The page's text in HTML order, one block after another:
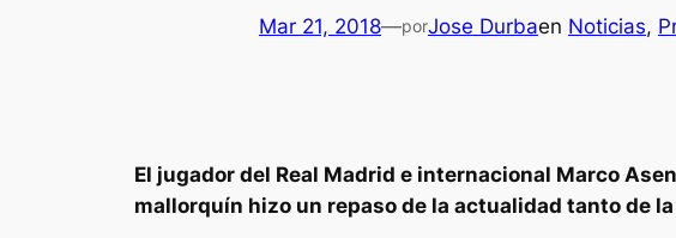
Mar 21, 2018—porJose Durbaen Noticias,
El jugador del Real Madrid e internacional Marco
mallorquín hizo un repaso de la actualidad tanto de